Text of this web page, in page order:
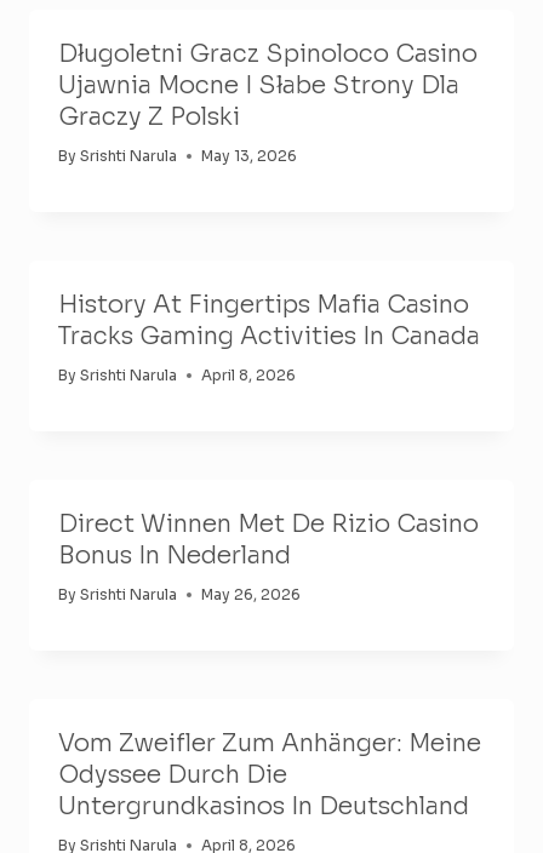
Długoletni Gracz Spinoloco Casino
Ujawnia Mocne I Słabe Strony Dla
Graczy Z Polski
By Srishti Narula May 13, 2026
History At Fingertips Mafia Casino
Tracks Gaming Activities In Canada
By Srishti Narula April 8, 2026
Direct Winnen Met De Rizio Casino
Bonus In Nederland
By Srishti Narula May 26, 2026
Vom Zweifler Zum Anhänger: Meine
Odyssee Durch Die
Untergrundkasinos In Deutschland
By Srishti Narula April 8, 2026